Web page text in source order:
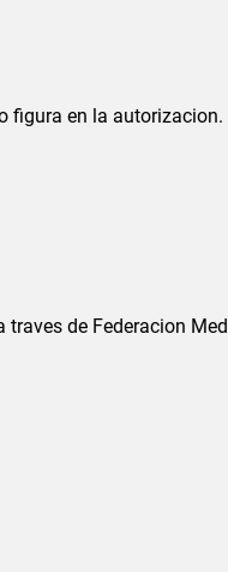
figura en la autorizacion.
traves de Federacion